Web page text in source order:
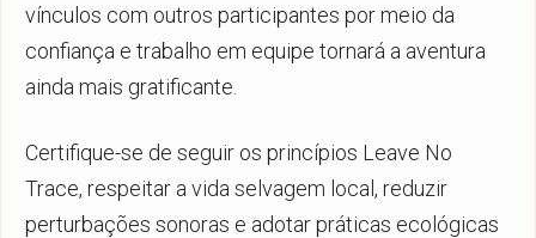
vínculos com outros participantes por meio da
confiança e trabalho em equipe tornará a aventura
ainda mais gratificante.
Certifique-se de seguir os princípios Leave No
Trace, respeitar a vida selvagem local, reduzir
perturbações sonoras e adotar práticas ecológicas